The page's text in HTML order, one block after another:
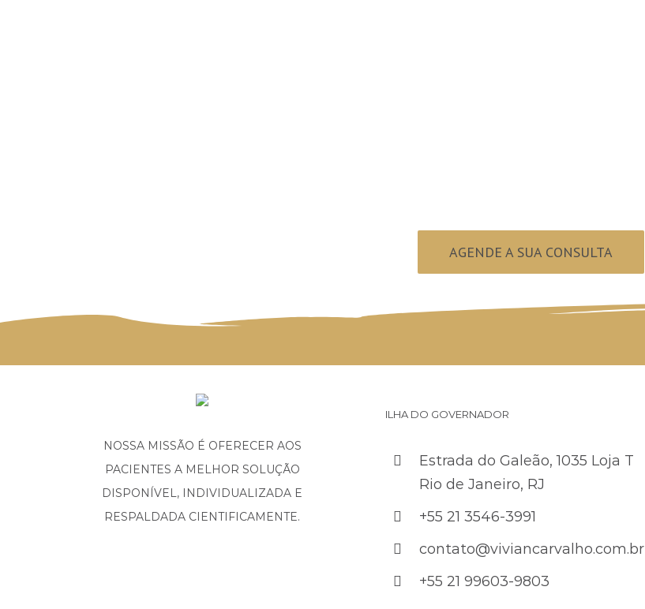
AGENDE A SUA CONSULTA
NOSSA MISSÃO É OFERECER AOS
PACIENTES A MELHOR SOLUÇÃO
DISPONÍVEL, INDIVIDUALIZADA E
RESPALDADA CIENTIFICAMENTE.
ILHA DO GOVERNADOR
Estrada do Galeão, 1035 Loja T
Rio de Janeiro, RJ
+55 21 3546-3991
contato@viviancarvalho.com.br
+55 21 99603-9803